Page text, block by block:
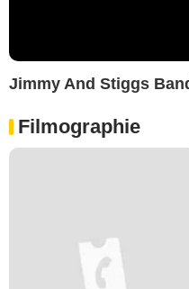
Jimmy And Stiggs
Filmographie